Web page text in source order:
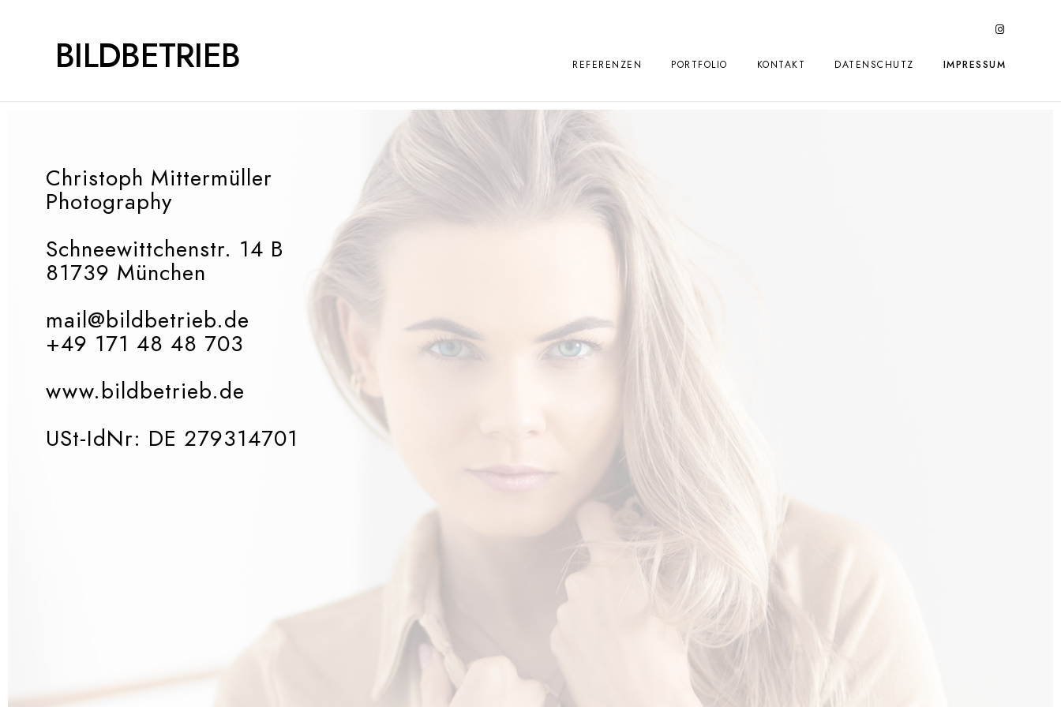
BILDBETRIEB REFERENZEN PORTFOLIO KONTAKT DATENSCHUTZ IMPRESSUM
Christoph Mittermüller
Photography
Schneewittchenstr. 14 B
81739 München
mail@bildbetrieb.de
+49 171 48 48 703
www.bildbetrieb.de
USt-IdNr: DE 279314701